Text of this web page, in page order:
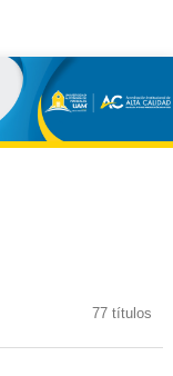
77 títulos